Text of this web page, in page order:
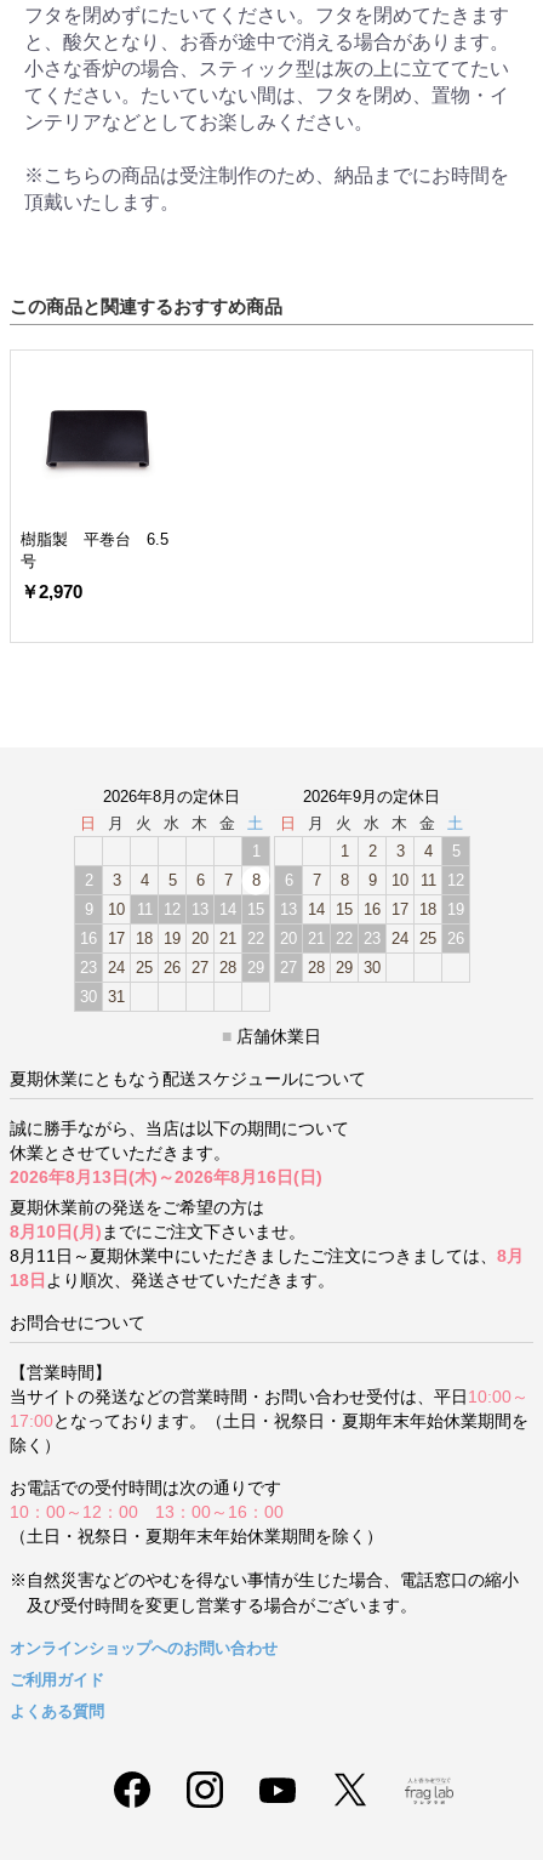
フタを閉めずにたいてください。フタを閉めてたきます
と、酸欠となり、お香が途中で消える場合があります。
小さな香炉の場合、スティック型は灰の上に立ててたい
てください。たいていない間は、フタを閉め、置物・イ
ンテリアなどとしてお楽しみください。
※こちらの商品は受注制作のため、納品までにお時間を
頂戴いたします。
この商品と関連するおすすめ商品
樹脂製 平巻台 6.5
号
￥2,970
2026年8月の定休日
日
月 火 水 木 金
土
1
2
3 4 5 6 7
8
9
10 11 12 13 14
15
16
17 18 19 20 21
22
23 24 25 26 27 28
29
30 31
2026年9月の定休日
日
月 火 水 木 金
土
1
2 3 4
5
6
7 8 9 10 11
12
13
14 15 16 17 18
19
20
21 22 23 24 25
26
27 28 29 30
■ 店舗休業日
夏期休業にともなう配送スケジュールについて
誠に勝手ながら、当店は以下の期間について
休業とさせていただきます。
2026年8月13日(木)～2026年8月16日(日)
夏期休業前の発送をご希望の方は
8月10日(月) までにご注文下さいませ。
8月11日～夏期休業中にいただきましたご注文につきましては、 8月
18日 より順次、発送させていただきます。
お問合せについて
【営業時間】
当サイトの発送などの営業時間・お問い合わせ受付は、平日 10:00～
17:00となっております。（土日・祝祭日・夏期年末年始休業期間を
除く）
お電話での受付時間は次の通りです
10：00～12：00 13：00～16：00
（土日・祝祭日・夏期年末年始休業期間を除く）
※自然災害などのやむを得ない事情が生じた場合、電話窓口の縮小
及び受付時間を変更し営業する場合がございます。
オンラインショップへのお問い合わせ
ご利用ガイド
よくある質問